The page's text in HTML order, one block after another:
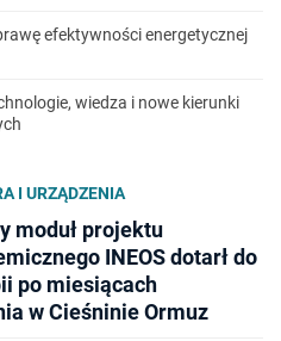
efektywności energetycznej
wiedza i nowe kierunki
I URZĄDZENIA
moduł projektu
INEOS dotarł do
po miesiącach
w Cieśninie Ormuz